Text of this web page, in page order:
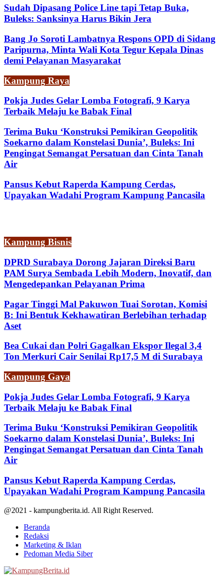
Sudah Dipasang Police Line tapi Tetap Buka,
Buleks: Sanksinya Harus Bikin Jera
Bang Jo Soroti Lambatnya Respons OPD di Sidang
Paripurna, Minta Wali Kota Tegur Kepala Dinas
demi Pelayanan Masyarakat
Kampung Raya
Pokja Judes Gelar Lomba Fotografi, 9 Karya
Terbaik Melaju ke Babak Final
Terima Buku ‘Konstruksi Pemikiran Geopolitik
Soekarno dalam Konstelasi Dunia’, Buleks: Ini
Pengingat Semangat Persatuan dan Cinta Tanah
Air
Pansus Kebut Raperda Kampung Cerdas,
Upayakan Wadahi Program Kampung Pancasila
Kampung Bisnis
DPRD Surabaya Dorong Jajaran Direksi Baru
PAM Surya Sembada Lebih Modern, Inovatif, dan
Mengedepankan Pelayanan Prima
Pagar Tinggi Mal Pakuwon Tuai Sorotan, Komisi
B: Ini Bentuk Kekhawatiran Berlebihan terhadap
Aset
Bea Cukai dan Polri Gagalkan Ekspor Ilegal 3,4
Ton Merkuri Cair Senilai Rp17,5 M di Surabaya
Kampung Gaya
Pokja Judes Gelar Lomba Fotografi, 9 Karya
Terbaik Melaju ke Babak Final
Terima Buku ‘Konstruksi Pemikiran Geopolitik
Soekarno dalam Konstelasi Dunia’, Buleks: Ini
Pengingat Semangat Persatuan dan Cinta Tanah
Air
Pansus Kebut Raperda Kampung Cerdas,
Upayakan Wadahi Program Kampung Pancasila
@2021 - kampungberita.id. All Right Reserved.
Beranda
Redaksi
Marketing & Iklan
Pedoman Media Siber